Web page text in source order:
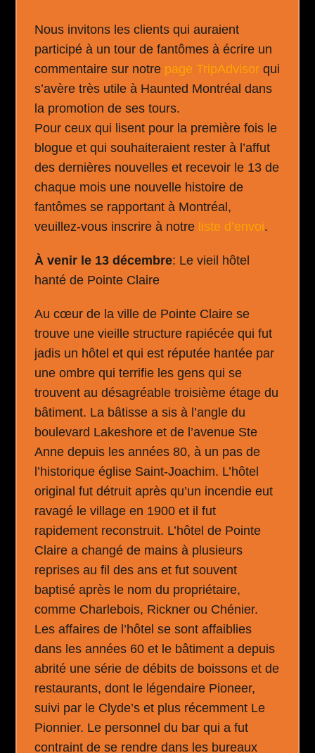
Nous invitons les clients qui auraient
participé à un tour de fantômes à écrire un
commentaire sur notre page TripAdvisor qui
s’avère très utile à Haunted Montréal dans
la promotion de ses tours.
Pour ceux qui lisent pour la première fois le
blogue et qui souhaiteraient rester à l’affut
des dernières nouvelles et recevoir le 13 de
chaque mois une nouvelle histoire de
fantômes se rapportant à Montréal,
veuillez-vous inscrire à notre liste d’envoi.
À venir le 13 décembre: Le vieil hôtel
hanté de Pointe Claire
Au cœur de la ville de Pointe Claire se
trouve une vieille structure rapiécée qui fut
jadis un hôtel et qui est réputée hantée par
une ombre qui terrifie les gens qui se
trouvent au désagréable troisième étage du
bâtiment. La bâtisse a sis à l’angle du
boulevard Lakeshore et de l’avenue Ste
Anne depuis les années 80, à un pas de
l’historique église Saint-Joachim. L’hôtel
original fut détruit après qu’un incendie eut
ravagé le village en 1900 et il fut
rapidement reconstruit. L’hôtel de Pointe
Claire a changé de mains à plusieurs
reprises au fil des ans et fut souvent
baptisé après le nom du propriétaire,
comme Charlebois, Rickner ou Chénier.
Les affaires de l’hôtel se sont affaiblies
dans les années 60 et le bâtiment a depuis
abrité une série de débits de boissons et de
restaurants, dont le légendaire Pioneer,
suivi par le Clyde’s et plus récemment Le
Pionnier. Le personnel du bar qui a fut
contraint de se rendre dans les bureaux